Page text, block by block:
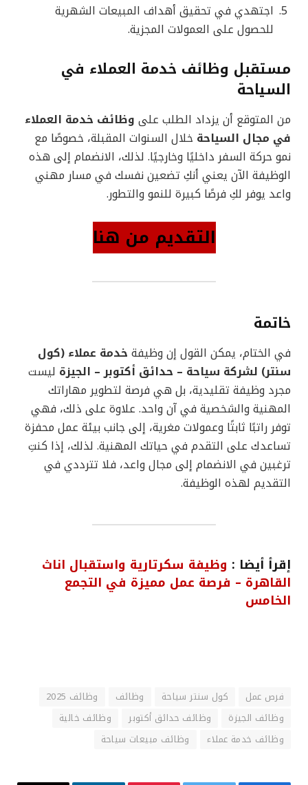
اجتهدي في تحقيق أهداف المبيعات الشهرية
للحصول على العمولات المجزية.
مستقبل وظائف خدمة العملاء في
السياحة
من المتوقع أن يزداد الطلب على وظائف خدمة العملاء
في مجال السياحة خلال السنوات المقبلة، خصوصًا مع
نمو حركة السفر داخليًا وخارجيًا. لذلك، الانضمام إلى هذه
الوظيفة الآن يعني أنكِ تضعين نفسك في مسار مهني
واعد يوفر لكِ فرصًا كبيرة للنمو والتطور.
التقديم من هنا
خاتمة
في الختام، يمكن القول إن وظيفة خدمة عملاء (كول
سنتر) لشركة سياحة – حدائق أكتوبر – الجيزة ليست
مجرد وظيفة تقليدية، بل هي فرصة لتطوير مهاراتك
المهنية والشخصية في آن واحد. علاوة على ذلك، فهي
توفر راتبًا ثابتًا وعمولات مغرية، إلى جانب بيئة عمل محفزة
تساعدك على التقدم في حياتك المهنية. لذلك، إذا كنتِ
ترغبين في الانضمام إلى مجال واعد، فلا تترددي في
التقديم لهذه الوظيفة.
إقرأ أيضا : وظيفة سكرتارية واستقبال اناث
القاهرة – فرصة عمل مميزة في التجمع
الخامس
فرص عمل كول سنتر سياحة وظائف
وظائف 2025
وظائف الجيزة
وظائف حدائق أكتوبر
وظائف خالية
وظائف خدمة عملاء
وظائف مبيعات سياحة